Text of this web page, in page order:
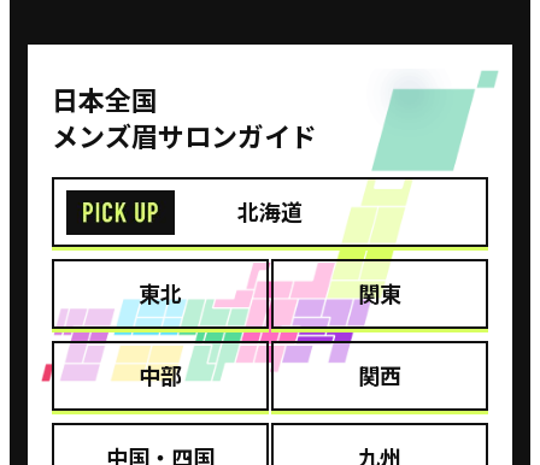
説明もわかりやすく、自分に合う眉の形・色味にしてくだ
さいました。メイク道具の使い方も丁寧に教えていただき
ました。楽しくお話しながらよい時間を過ごしました！ま
たお伺いします。
参照元：ホットペーパービューティー（https://beauty.hotpepper.jp/kr/
⽇本全国
メンズ眉サロンガイド
北海道
東北 関東
中部 関西
中国・四国 九州